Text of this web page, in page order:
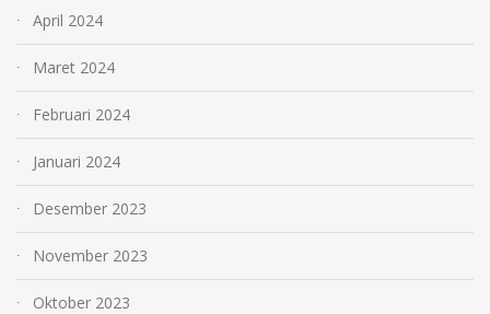
April 2024
Maret 2024
Februari 2024
Januari 2024
Desember 2023
November 2023
Oktober 2023